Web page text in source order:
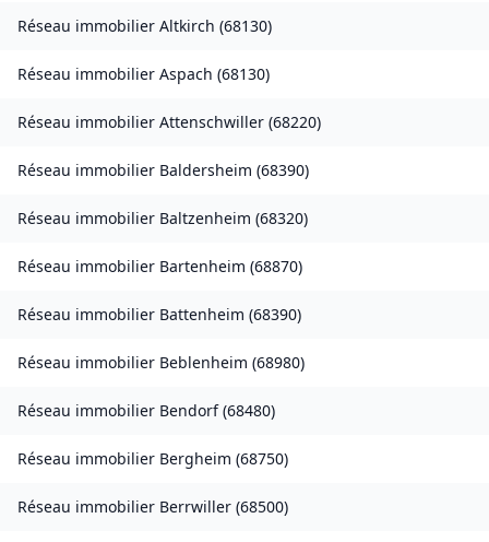
Réseau immobilier Altkirch (68130)
Réseau immobilier Aspach (68130)
Réseau immobilier Attenschwiller (68220)
Réseau immobilier Baldersheim (68390)
Réseau immobilier Baltzenheim (68320)
Réseau immobilier Bartenheim (68870)
Réseau immobilier Battenheim (68390)
Réseau immobilier Beblenheim (68980)
Réseau immobilier Bendorf(68480)
Réseau immobilier Bergheim (68750)
Réseau immobilier Berrwiller (68500)